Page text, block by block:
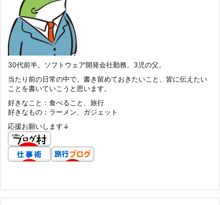
30代前半。ソフトウェア開発会社勤務。3児の父。
当たり前の日常の中で、書き留めておきたいこと、皆に伝えたい
ことを書いていこうと思います。
好きなこと：食べること、旅行
好きなもの：ラーメン、ガジェット
応援お願いします↓